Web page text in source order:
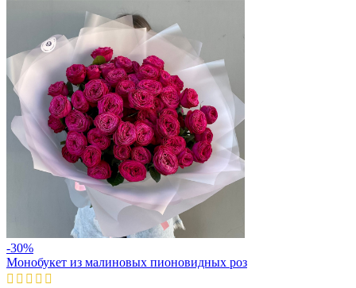
-30%
Монобукет из малиновых пионовидных роз